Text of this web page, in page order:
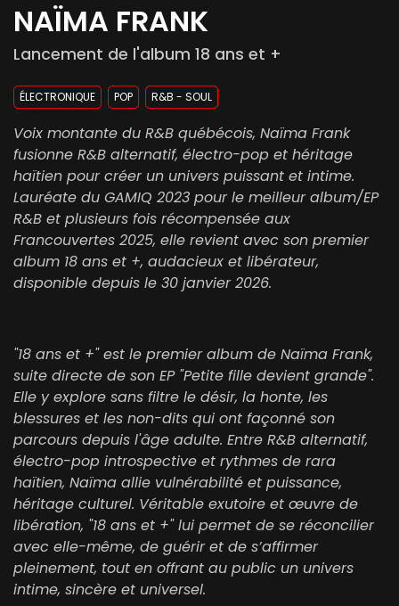
NAÏMA FRANK
Lancement de l'album 18 ans et +
ÉLECTRONIQUE POP R&B - SOUL
Voix montante du R&B québécois, Naïma Frank
fusionne R&B alternatif, électro-pop et héritage
haïtien pour créer un univers puissant et intime.
Lauréate du GAMIQ 2023 pour le meilleur album/EP
R&B et plusieurs fois récompensée aux
Francouvertes 2025, elle revient avec son premier
album 18 ans et +, audacieux et libérateur,
disponible depuis le 30 janvier 2026.
"18 ans et +" est le premier album de Naïma Frank,
suite directe de son EP "Petite fille devient grande".
Elle y explore sans filtre le désir, la honte, les
blessures et les non-dits qui ont façonné son
parcours depuis l'âge adulte. Entre R&B alternatif,
électro-pop introspective et rythmes de rara
haïtien, Naïma allie vulnérabilité et puissance,
héritage culturel. Véritable exutoire et œuvre de
libération, "18 ans et +" lui permet de se réconcilier
avec elle-même, de guérir et de s’affirmer
pleinement, tout en offrant au public un univers
intime, sincère et universel.